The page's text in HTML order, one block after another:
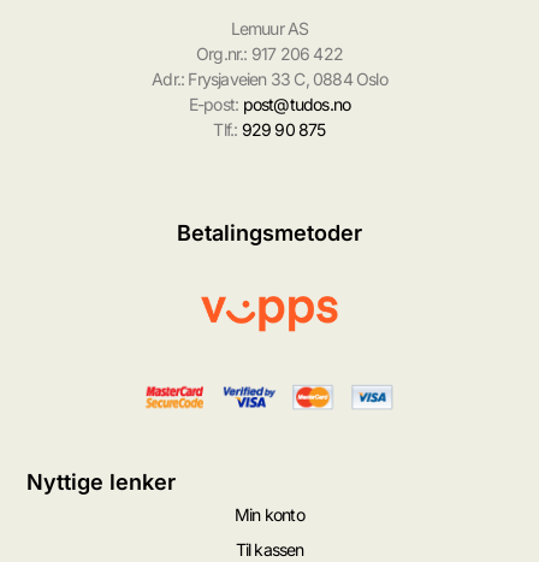
Lemuur AS
Org.nr.: 917 206 422
Adr.: Frysjaveien 33 C, 0884 Oslo
E-post: post@tudos.no
Tlf.: 929 90 875
Betalingsmetoder
Nyttige lenker
Min konto
Til kassen